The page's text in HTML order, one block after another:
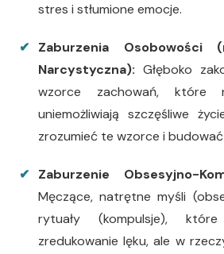
stres i stłumione emocje.
Zaburzenia Osobowości
Narcystyczna): Głęboko
wzorce zachowań, które
uniemożliwiają szczęśliwe
zrozumieć te wzorce i
Zaburzenie Obsesyjno-
Męczące, natrętne myśli
rytuały (kompulsje),
zredukowanie lęku, ale w